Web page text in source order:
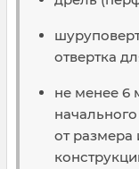
отвертка
не менее 6
от размера